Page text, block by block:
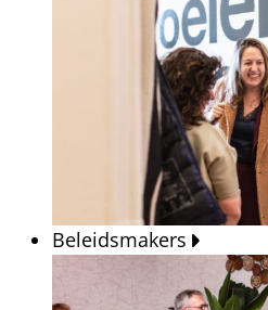
Beleidsmakers